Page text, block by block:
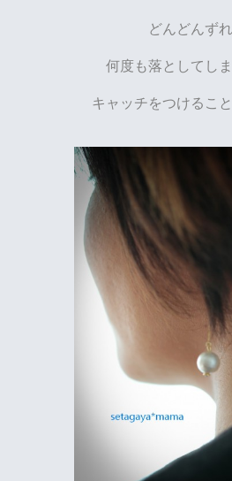
どんどんず
何度も落としてし
キャッチをつけるこ